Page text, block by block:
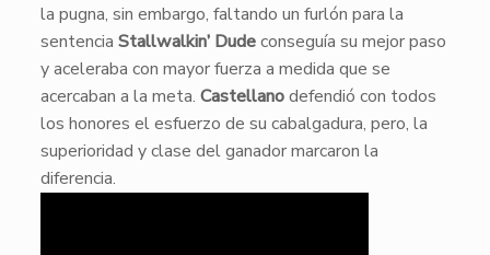
la pugna, sin embargo, faltando un furlón para la
sentencia Stallwalkin’ Dudeconseguía su mejor paso
y aceleraba con mayor fuerza a medida que se
acercaban a la meta. Castellanodefendió con todos
los honores el esfuerzo de su cabalgadura, pero, la
superioridad y clase del ganador marcaron la
diferencia.